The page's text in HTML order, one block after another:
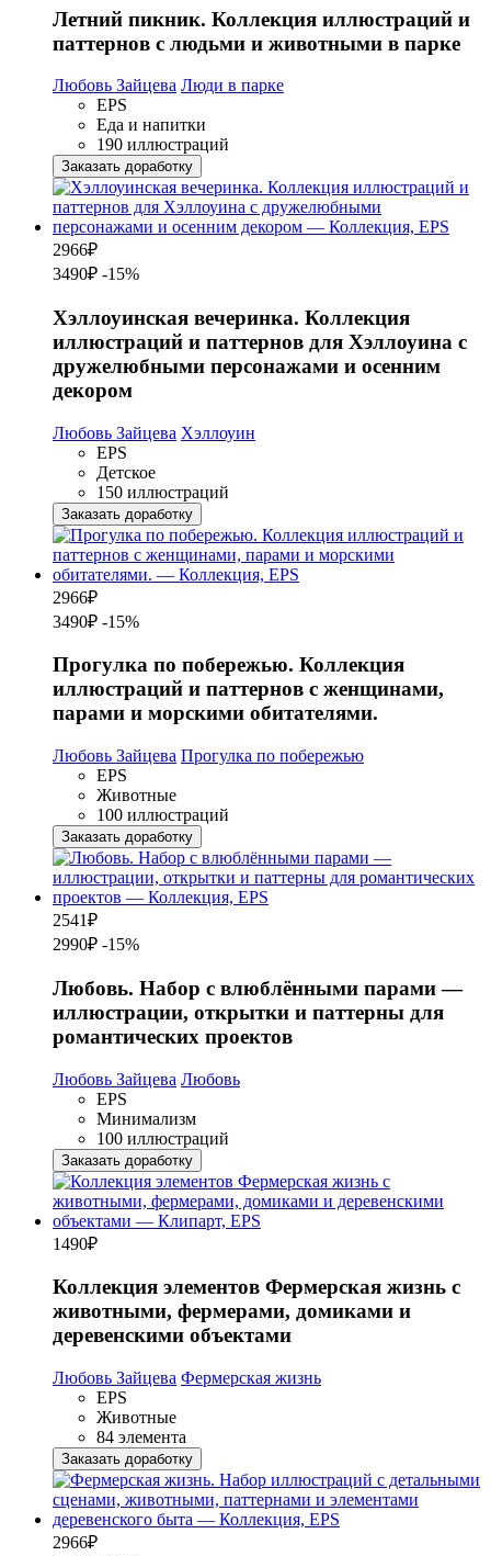
Летний пикник. Коллекция иллюстраций и
паттернов с людьми и животными в парке
Любовь Зайцева Люди в парке
EPS
Еда и напитки
190 иллюстраций
Заказать доработку
2966₽
3490₽ -15%
Хэллоуинская вечеринка. Коллекция
иллюстраций и паттернов для Хэллоуина с
дружелюбными персонажами и осенним
декором
Любовь Зайцева Хэллоуин
EPS
Детское
150 иллюстраций
Заказать доработку
2966₽
3490₽ -15%
Прогулка по побережью. Коллекция
иллюстраций и паттернов с женщинами,
парами и морскими обитателями.
Любовь Зайцева Прогулка по побережью
EPS
Животные
100 иллюстраций
Заказать доработку
2541₽
2990₽ -15%
Любовь. Набор с влюблёнными парами —
иллюстрации, открытки и паттерны для
романтических проектов
Любовь Зайцева Любовь
EPS
Минимализм
100 иллюстраций
Заказать доработку
1490₽
Коллекция элементов Фермерская жизнь с
животными, фермерами, домиками и
деревенскими объектами
Любовь Зайцева Фермерская жизнь
EPS
Животные
84 элемента
Заказать доработку
2966₽